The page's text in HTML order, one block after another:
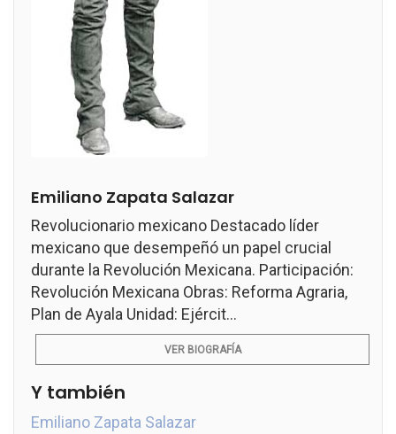
Emiliano Zapata Salazar
Revolucionario mexicano Destacado líder
mexicano que desempeñó un papel crucial
durante la Revolución Mexicana. Participación:
Revolución Mexicana Obras: Reforma Agraria,
Plan de Ayala Unidad: Ejércit...
VER BIOGRAFÍA
Y también
Emiliano Zapata Salazar